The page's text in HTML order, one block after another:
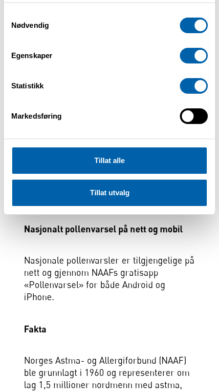
Nødvendig
Egenskaper
Statistikk
Markedsføring
Tillat alle
Tillat utvalg
likevel ha nytte av å starte forebyggende
allergimedisinering fra neste uke, særlig
symptomer i gresspollensesongen.
– De som vet at de reagerer på
pollenvarselet og starte forebyggende
sterke, sier González Roldán.
NAAF anbefaler at pollenallergikere følger
Nasjonalt pollenvarsel på nett og mobil
Nasjonale pollenvarsler er tilgjengelige på
nett og gjennom NAAFs gratisapp
«Pollenvarsel» for både Android og
iPhone.
Fakta
Norges Astma- og Allergiforbund (NAAF)
ble grunnlagt i 1960 og representerer om
lag 1,5 millioner nordmenn med astma,